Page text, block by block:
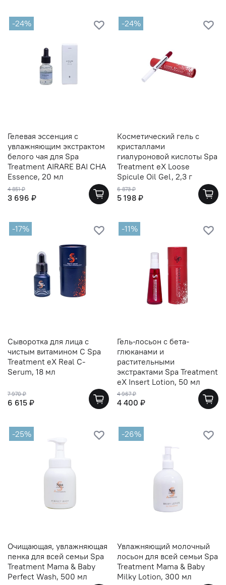
-24%
Гелевая эссенция с
увлажняющим экстрактом
белого чая для Spa
Treatment AIRARE BAI CHA
Essence, 20 мл
4 851 ₽
3 696 ₽
-24%
Косметический гель с
кристаллами
гиалуроновой кислоты Spa
Treatment eX Loose
Spicule Oil Gel, 2,3 г
6 873 ₽
5 198 ₽
-17%
Сыворотка для лица с
чистым витамином C Spa
Treatment eX Real C-
Serum, 18 мл
7 970 ₽
6 615 ₽
-11%
Гель-лосьон с бета-
глюканами и
растительными
экстрактами Spa Treatment
eX Insert Lotion, 50 мл
4 967 ₽
4 400 ₽
-25%
Очищающая, увлажняющая
пенка для всей семьи Spa
Treatment Mama & Baby
Perfect Wash, 500 мл
-26%
Увлажняющий молочный
лосьон для всей семьи Spa
Treatment Mama & Baby
Milky Lotion, 300 мл